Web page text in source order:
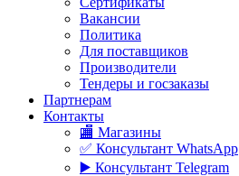
Вакансии
Политика
Для поставщиков
Производители
Тендеры и госзаказы
Партнерам
Контакты
🏬 Магазины
✅️ Консультант WhatsApp
▶️ Консультант Telegram